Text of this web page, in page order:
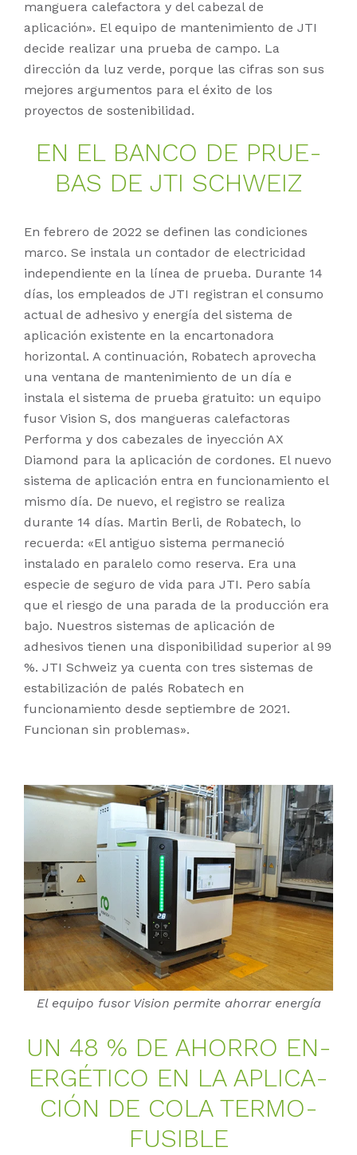
manguera calefactora y del cabezal de
aplicación». El equipo de mantenimiento de JTI
decide realizar una prueba de campo. La
dirección da luz verde, porque las cifras son sus
mejores argumentos para el éxito de los
proyectos de sostenibilidad.
EN EL BAN­CO DE PRUE­
BAS DE JTI SCHWEIZ
En febrero de 2022 se definen las condiciones
marco. Se instala un contador de electricidad
independiente en la línea de prueba. Durante 14
días, los empleados de JTI registran el consumo
actual de adhesivo y energía del sistema de
aplicación existente en la encartonadora
horizontal. A continuación, Robatech aprovecha
una ventana de mantenimiento de un día e
instala el sistema de prueba gratuito: un equipo
fusor Vision S, dos mangueras calefactoras
Performa y dos cabezales de inyección AX
Diamond para la aplicación de cordones. El nuevo
sistema de aplicación entra en funcionamiento el
mismo día. De nuevo, el registro se realiza
durante 14 días. Martin Berli, de Robatech, lo
recuerda: «El antiguo sistema permaneció
instalado en paralelo como reserva. Era una
especie de seguro de vida para JTI. Pero sabía
que el riesgo de una parada de la producción era
bajo. Nuestros sistemas de aplicación de
adhesivos tienen una disponibilidad superior al 99
%. JTI Schweiz ya cuenta con tres sistemas de
estabilización de palés Robatech en
funcionamiento desde septiembre de 2021.
Funcionan sin problemas».
El equipo fusor Vision permite ahorrar energía
UN 48 % DE AHOR­RO EN­
ER­GÉ­TI­CO EN LA AP­LI­CA­
CIÓN DE COLA TER­MO­
FU­SI­BLE